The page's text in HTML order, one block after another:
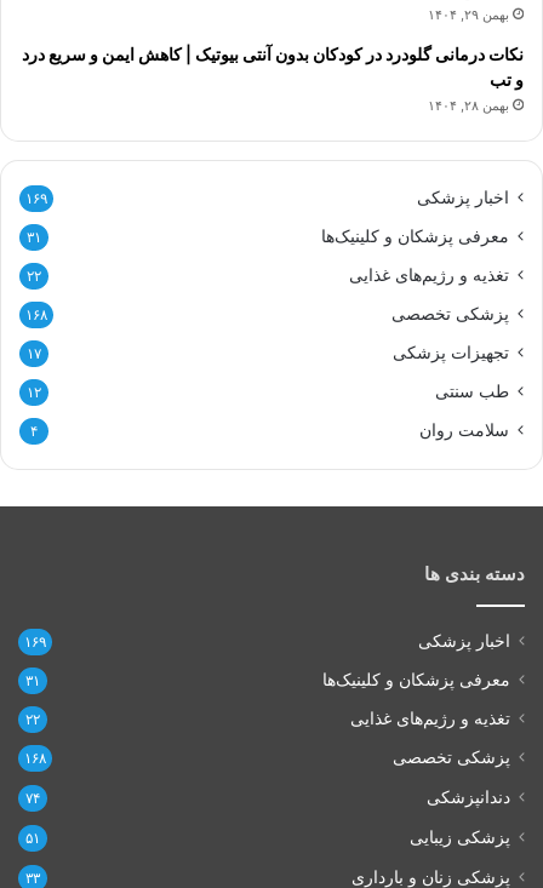
بهمن ۲۹, ۱۴۰۴
نکات درمانی گلودرد در کودکان بدون آنتی بیوتیک | کاهش ایمن و سریع درد
و تب
بهمن ۲۸, ۱۴۰۴
اخبار پزشکی ۱۶۹
معرفی پزشکان و کلینیک‌ها ۳۱
تغذیه و رژیم‌های غذایی ۲۲
پزشکی تخصصی ۱۶۸
تجهیزات پزشکی ۱۷
طب سنتی ۱۲
سلامت روان ۴
دسته بندی ها
اخبار پزشکی ۱۶۹
معرفی پزشکان و کلینیک‌ها ۳۱
تغذیه و رژیم‌های غذایی ۲۲
پزشکی تخصصی ۱۶۸
دندانپزشکی ۷۴
پزشکی زیبایی ۵۱
پزشکی زنان و بارداری ۳۳